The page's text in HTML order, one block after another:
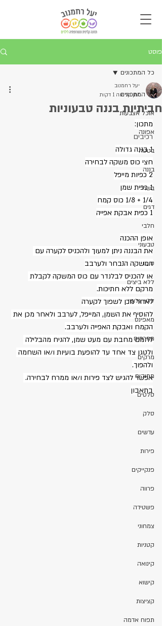
פוסט
כל המתכונים
אוכל אצבעות
אפונה
בטטה
בננה
בשרי
דגים
חלבי
טבעוני
טופו
ללא ביצים
ללא גלוטן
מאפינס
ממרחים
מרקים
מתוקים
סלטים
סלק
עדשים
פירות
פנקייקים
פרווה
פשטידה
צמחוני
קטניות
קינואה
קישוא
קציצות
תפוח אדמה
כל המתכונים
חביתיות בננה טבעוניות
יעל רחמנוב
זמן קריאה 1 דקות
מתכון:
רכיבים
1 בננה גדולה
חצי כוס משקה לבחירה
2 כפיות מייפל
1 כפית שמן
1/4 + 1/8 כוס קמח
1 כפית אבקת אפייה
אופן ההכנה
את הבננה ניתן למעוך ולהכניס לקערה עם
המשקה הנבחר ולערבב
או להכניס לבלנדר עם כוס המשקה לקבלת
מרקם ללא חתיכות.
לאחר מכן לשפוך לקערה
להוסיף את השמן, המייפל, לערבב ולאחר מכן את
הקמח ואבקת האפייה ולערבב.
לחמם מחבת עם מעט שמן, להניח מהבלילה
ולטגן צד אחד עד להופעת בועיות ו/או השחמה
ולהפוך.
אפשר להגיש לצד פירות ו/או ממרח לבחירה.
בתאבון